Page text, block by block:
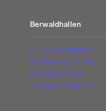
Berwaldhallen
Vi i Berwaldhallen
Berwaldhallen Play
Lediga tjänster
Sveriges Radio P2